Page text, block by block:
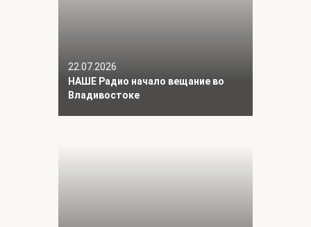
22.07.2026
НАШЕ Радио начало вещание во
Владивостоке